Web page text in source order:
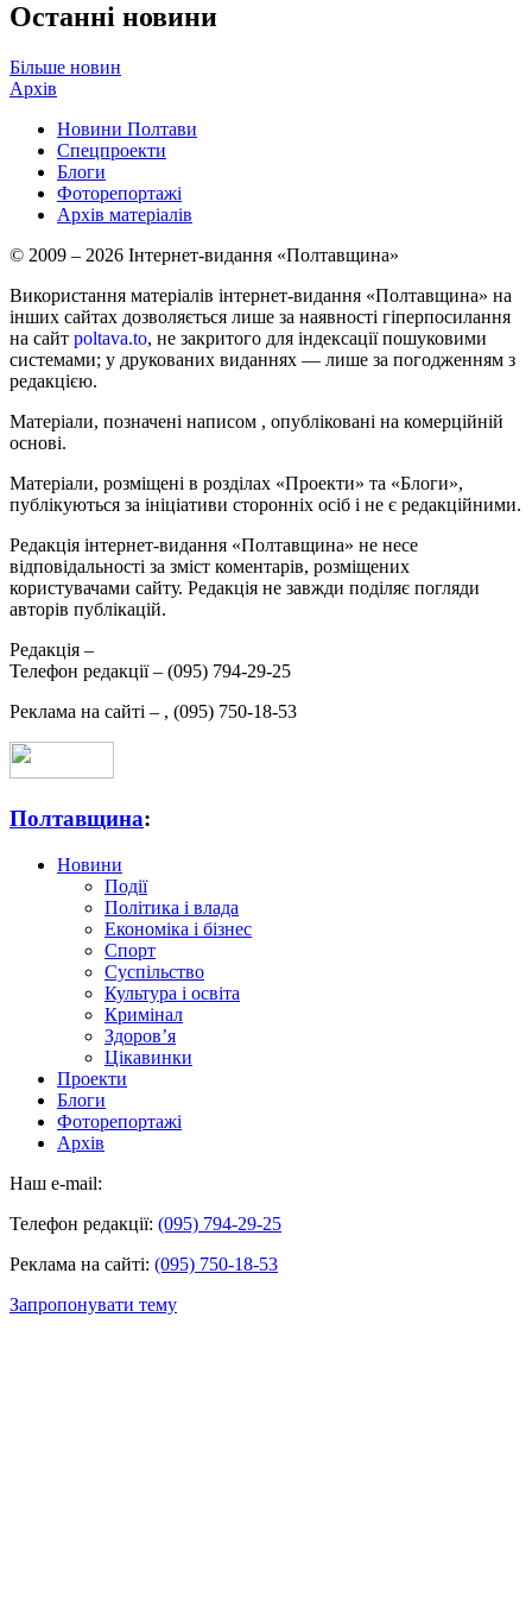
Останні новини
Більше новин
Архів
Новини Полтави
Спецпроекти
Блоги
Фоторепортажі
Архів матеріалів
© 2009 – 2026 Інтернет-видання «Полтавщина»
Використання матеріалів інтернет-видання «Полтавщина» на
інших сайтах дозволяється лише за наявності гіперпосилання
на сайт poltava.to, не закритого для індексації пошуковими
системами; у друкованих виданнях — лише за погодженням з
редакцією.
Матеріали, позначені написом , опубліковані на комерційній
основі.
Матеріали, розміщені в розділах «Проекти» та «Блоги»,
публікуються за ініціативи сторонніх осіб і не є редакційними.
Редакція інтернет-видання «Полтавщина» не несе
відповідальності за зміст коментарів, розміщених
користувачами сайту. Редакція не завжди поділяє погляди
авторів публікацій.
Редакція –
Телефон редакції – (095) 794-29-25
Реклама на сайті – , (095) 750-18-53
Полтавщина:
Новини
Події
Політика і влада
Економіка і бізнес
Спорт
Суспільство
Культура і освіта
Кримінал
Здоров’я
Цікавинки
Проекти
Блоги
Фоторепортажі
Архів
Наш e-mail:
Телефон редакції: (095) 794-29-25
Реклама на сайті: (095) 750-18-53
Запропонувати тему